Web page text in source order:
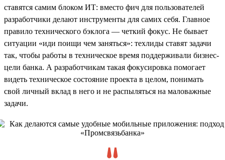
ставятся самим блоком ИТ: вместо фич для пользователей
разработчики делают инструменты для самих себя. Главное
правило технического бэклога — четкий фокус. Не бывает
ситуации «иди поищи чем заняться»: техлиды ставят задачи
так, чтобы работы в техническое время поддерживали бизнес-
цели банка. А разработчикам такая фокусировка помогает
видеть техническое состояние проекта в целом, понимать
свой личный вклад в него и не распыляться на маловажные
задачи.